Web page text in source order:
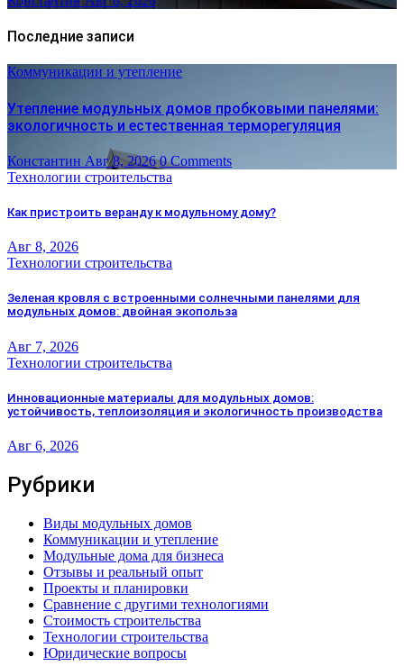
Последние записи
Коммуникации и утепление
Утепление модульных домов пробковыми панелями:
экологичность и естественная терморегуляция
Константин Авг 8, 2026 0 Comments
Технологии строительства
Как пристроить веранду к модульному дому?
Авг 8, 2026
Технологии строительства
Зеленая кровля с встроенными солнечными панелями для
модульных домов: двойная экопольза
Авг 7, 2026
Технологии строительства
Инновационные материалы для модульных домов:
устойчивость, теплоизоляция и экологичность производства
Авг 6, 2026
Рубрики
Виды модульных домов
Коммуникации и утепление
Модульные дома для бизнеса
Отзывы и реальный опыт
Проекты и планировки
Сравнение с другими технологиями
Стоимость строительства
Технологии строительства
Юридические вопросы